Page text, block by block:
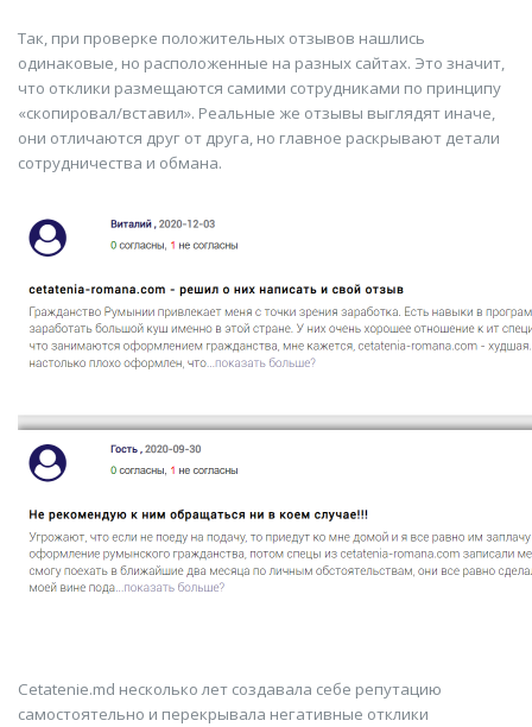
Так, при проверке положительных отзывов нашлись
одинаковые, но расположенные на разных сайтах. Это значит,
что отклики размещаются самими сотрудниками по принципу
«скопировал/вставил». Реальные же отзывы выглядят иначе,
они отличаются друг от друга, но главное раскрывают детали
сотрудничества и обмана.
Cetatenie.md несколько лет создавала себе репутацию
самостоятельно и перекрывала негативные отклики